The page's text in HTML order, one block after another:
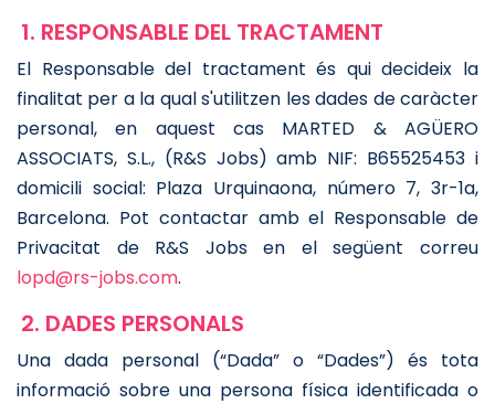
1. RESPONSABLE DEL TRACTAMENT
El Responsable del tractament és qui decideix la
finalitat per a la qual s'utilitzen les dades de caràcter
personal, en aquest cas MARTED & AGÜERO
ASSOCIATS, S.L., (R&S Jobs) amb NIF: B65525453 i
domicili social: Plaza Urquinaona, número 7, 3r-1a,
Barcelona. Pot contactar amb el Responsable de
Privacitat de R&S Jobs en el següent correu
lopd@rs-jobs.com.
2. DADES PERSONALS
Una dada personal (“Dada” o “Dades”) és tota
informació sobre una persona física identificada o